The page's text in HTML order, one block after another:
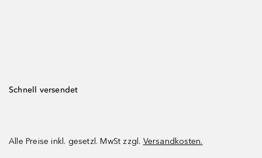
Schnell versendet
Alle Preise inkl. gesetzl. MwSt zzgl. Versandkosten.